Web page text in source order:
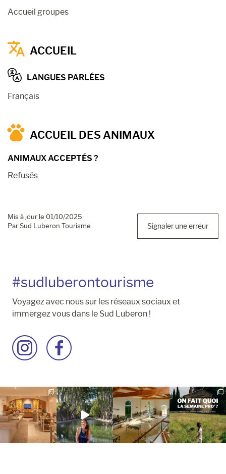
Accueil groupes
ACCUEIL
LANGUES PARLÉES
Français
ACCUEIL DES ANIMAUX
ANIMAUX ACCEPTÉS ?
Refusés
Mis à jour le 01/10/2025
Par Sud Luberon Tourisme
Signaler une erreur
#sudluberontourisme
Voyagez avec nous sur les réseaux sociaux et
immergez vous dans le Sud Luberon !
Accéder
à
Instagram
Accéder
à
Facebook